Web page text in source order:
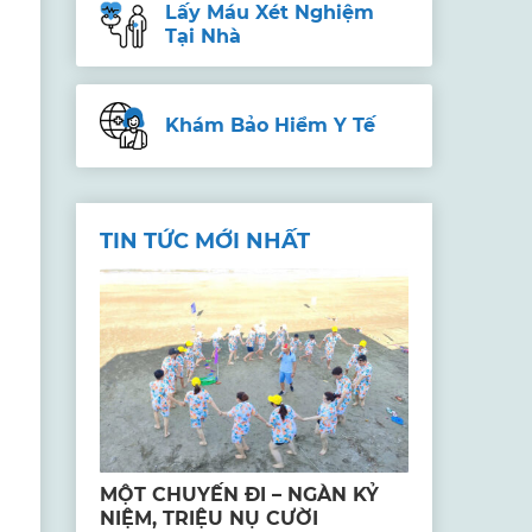
Lấy Máu Xét Nghiệm
Tại Nhà
Khám Bảo Hiểm Y Tế
TIN TỨC MỚI NHẤT
MỘT CHUYẾN ĐI – NGÀN KỶ
NIỆM, TRIỆU NỤ CƯỜI